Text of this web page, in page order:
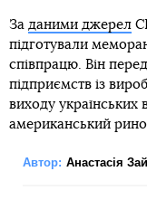
За даними джерел
підготували
співпрацю. Він
підприємств із
виходу українських
американський
Автор: Анастасія